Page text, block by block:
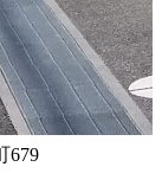
679